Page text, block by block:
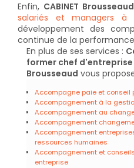
Enfin, CABINET Brousseaud
salariés et managers à
développement des
continue de la
En plus de ses services :
former chef d'entreprise
Brousseaud vous
Accompagne paie et conseil
Accompagnement à la
Accompagnement au
Accompagnement
Accompagnement
ressources humaines
Accompagnement et
entreprise